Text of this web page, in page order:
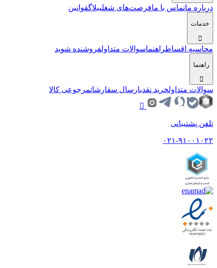
درباره ماتماس با مافرصت‌های شغلیبلاگقوانین
خدمات
محاسبه اقساطراهنماسوالات متداولفروشنده شوید
راهنما
سوالات متداولخرید نقدیارسال سفارشاتمرجوعی کالا
تلفن پشتیبانی
۰۲۱-۹۱۰۰۱۰۲۲